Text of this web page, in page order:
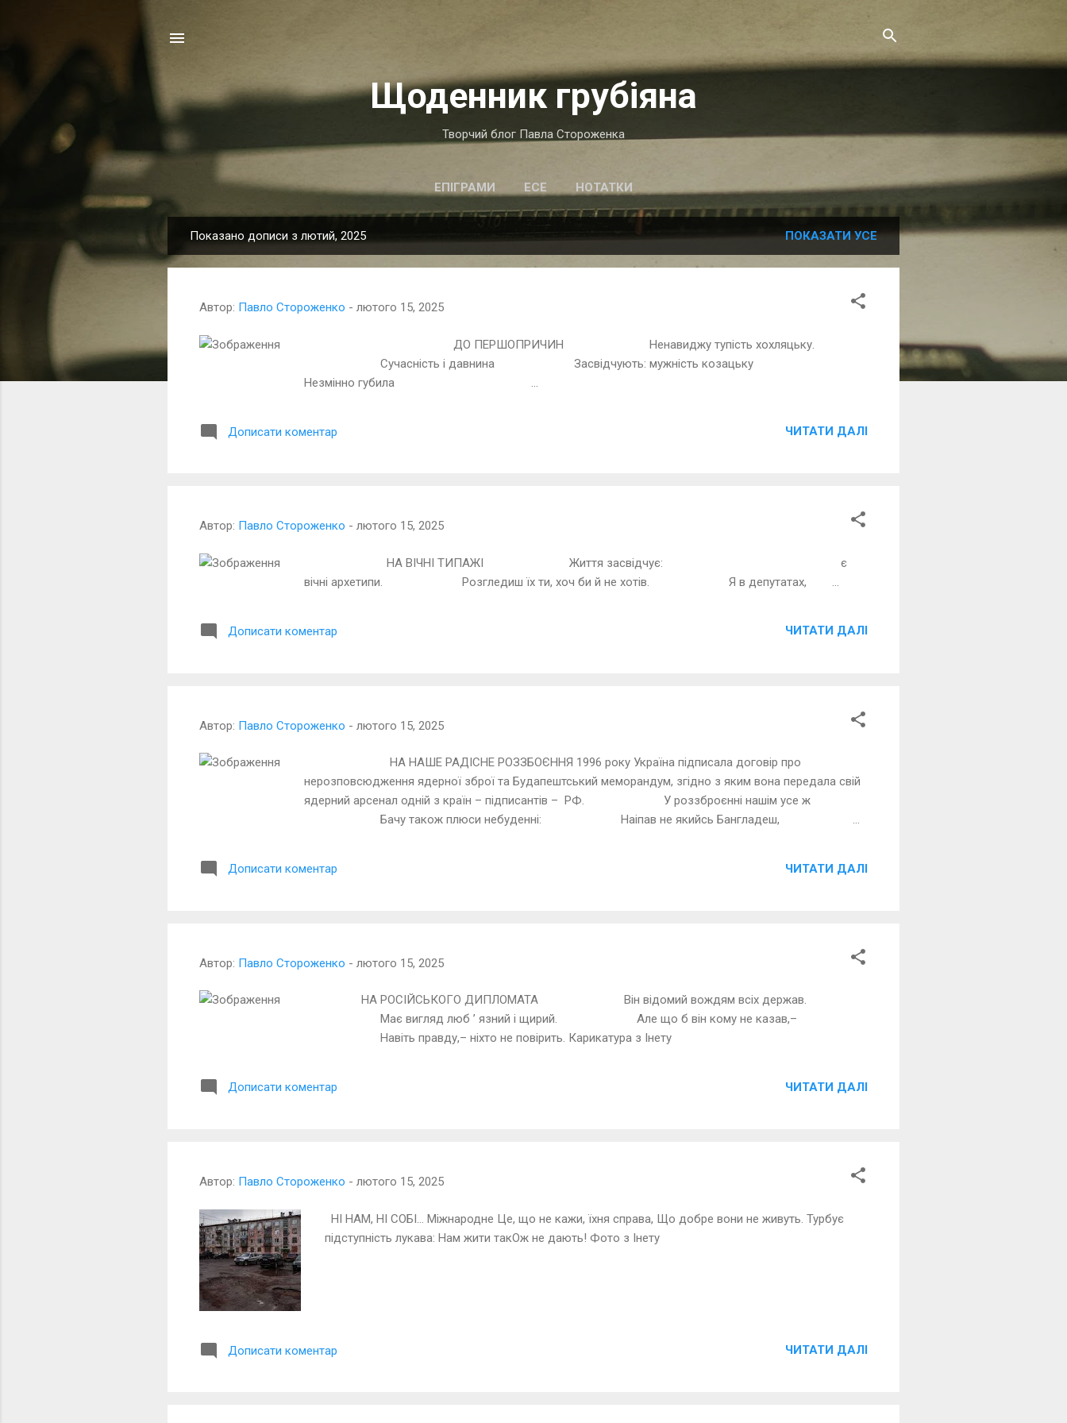
Щоденник грубіяна
Творчий блог Павла Стороженка
ЕПІГРАМИ ЕСЕ НОТАТКИ
у
Показано дописи з лютий, 2025 ПОКАЗАТИ УСЕ
Автор: Павло Стороженко - лютого 15, 2025
ДО ПЕРШОПРИЧИН Ненавиджу тупість хохляцьку.
Сучасність і давнина Засвідчують: мужність козацьку
Незмінно губила ...
Дописати коментар ЧИТАТИ ДАЛІ
Автор: Павло Стороженко - лютого 15, 2025
НА ВІЧНІ ТИПАЖІ Життя засвідчує: є
вічні архетипи. Розгледиш їх ти, хоч би й не хотів. Я в депутатах, ...
Дописати коментар ЧИТАТИ ДАЛІ
Автор: Павло Стороженко - лютого 15, 2025
НА НАШЕ РАДІСНЕ РОЗЗБОЄННЯ 1996 року Україна підписала договір про
нерозповсюдження ядерної зброї та Будапештський меморандум, згідно з яким вона передала свій
ядерний арсенал одній з країн – підписантів – РФ. У роззброєнні нашім усе ж
Бачу також плюси небуденні: Наіпав не якийсь Бангладеш, ...
Дописати коментар ЧИТАТИ ДАЛІ
Автор: Павло Стороженко - лютого 15, 2025
НА РОСІЙСЬКОГО ДИПЛОМАТА Він відомий вождям всіх держав.
Має вигляд люб ’ язний і щирий. Але що б він кому не казав,–
Навіть правду,– ніхто не повірить. Карикатура з Інету
Дописати коментар ЧИТАТИ ДАЛІ
Автор: Павло Стороженко - лютого 15, 2025
НІ НАМ, НІ СОБІ… Міжнародне Це, що не кажи, їхня справа, Що добре вони не живуть. Турбує
підступність лукава: Нам жити такОж не дають! Фото з Інету
Дописати коментар ЧИТАТИ ДАЛІ